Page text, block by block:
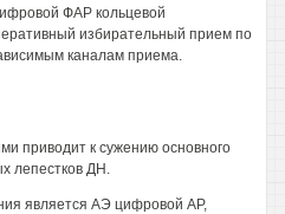
ФАР кольцевой
избирательный прием по
каналам приема.
приводит к сужению основного
лепестков ДН.
является АЭ цифровой АР,